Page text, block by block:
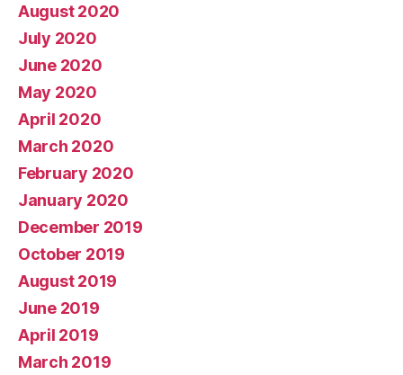
August 2020
July 2020
June 2020
May 2020
April 2020
March 2020
February 2020
January 2020
December 2019
October 2019
August 2019
June 2019
April 2019
March 2019